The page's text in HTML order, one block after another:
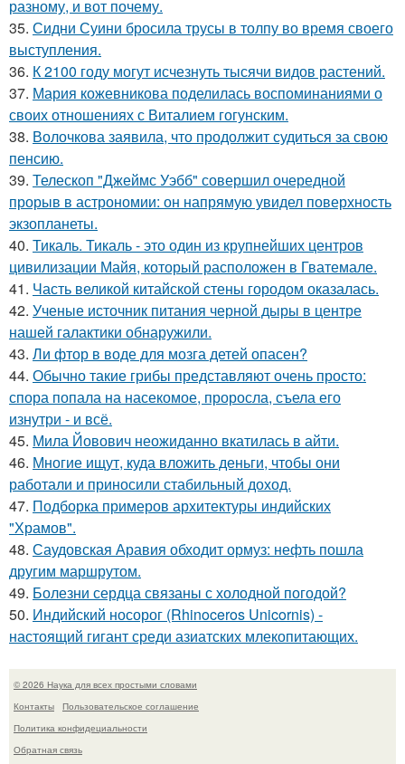
разному, и вот почему.
35. Сидни Суини бросила трусы в толпу во время своего
выступления.
36. К 2100 году могут исчезнуть тысячи видов растений.
37. Мария кожевникова поделилась воспоминаниями о
своих отношениях с Виталием гогунским.
38. Волочкова заявила, что продолжит судиться за свою
пенсию.
39. Телескоп "Джеймс Уэбб" совершил очередной
прорыв в астрономии: он напрямую увидел поверхность
экзопланеты.
40. Тикаль. Тикаль - это один из крупнейших центров
цивилизации Майя, который расположен в Гватемале.
41. Часть великой китайской стены городом оказалась.
42. Ученые источник питания черной дыры в центре
нашей галактики обнаружили.
43. Ли фтор в воде для мозга детей опасен?
44. Обычно такие грибы представляют очень просто:
спора попала на насекомое, проросла, съела его
изнутри - и всё.
45. Мила Йовович неожиданно вкатилась в айти.
46. Многие ищут, куда вложить деньги, чтобы они
работали и приносили стабильный доход.
47. Подборка примеров архитектуры индийских
"Храмов".
48. Саудовская Аравия обходит ормуз: нефть пошла
другим маршрутом.
49. Болезни сердца связаны с холодной погодой?
50. Индийский носорог (Rhinoceros Unicornis) -
настоящий гигант среди азиатских млекопитающих.
© 2026 Наука для всех простыми словами
Контакты
Пользовательское соглашение
Политика конфидециальности
Обратная связь